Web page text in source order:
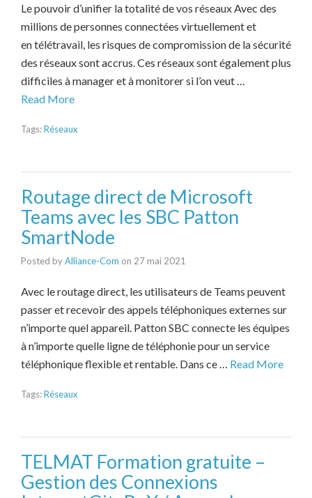
Le pouvoir d’unifier la totalité de vos réseaux Avec des
millions de personnes connectées virtuellement et
en télétravail, les risques de compromission de la sécurité
des réseaux sont accrus. Ces réseaux sont également plus
difficiles à manager et à monitorer si l’on veut …
Read More
Tags:Réseaux
Routage direct de Microsoft
Teams avec les SBC Patton
SmartNode
Posted byAlliance-Com on 27 mai 2021
Avec le routage direct, les utilisateurs de Teams peuvent
passer et recevoir des appels téléphoniques externes sur
n’importe quel appareil. Patton SBC connecte les équipes
à n’importe quelle ligne de téléphonie pour un service
téléphonique flexible et rentable. Dans ce … Read More
Tags:Réseaux
TELMAT Formation gratuite –
Gestion des Connexions